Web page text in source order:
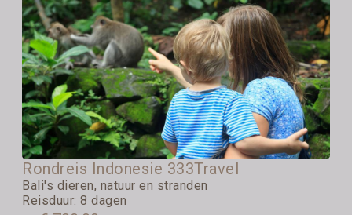
Rondreis Indonesie 333Travel
Bali's dieren, natuur en stranden
Reisduur: 8 dagen